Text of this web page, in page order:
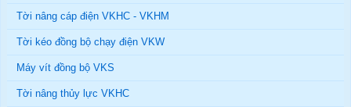
Tời nâng cáp điện VKHC - VKHM
Tời kéo đồng bộ chạy điện VKW
Máy vít đồng bộ VKS
Tời nâng thủy lực VKHC